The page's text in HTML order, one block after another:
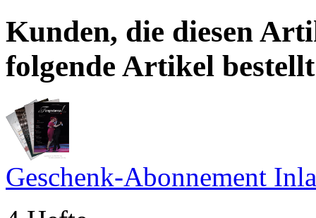
Kunden, die diesen
folgende Artikel
Geschenk-Abonnement